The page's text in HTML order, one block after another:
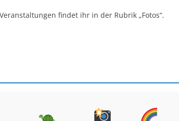
findet ihr in der Rubrik „Fotos“.